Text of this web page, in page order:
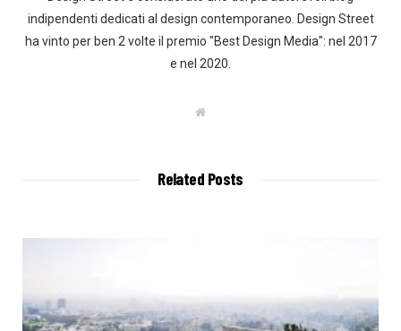
indipendenti dedicati al design contemporaneo. Design Street
ha vinto per ben 2 volte il premio "Best Design Media": nel 2017
e nel 2020.
W
Related Posts